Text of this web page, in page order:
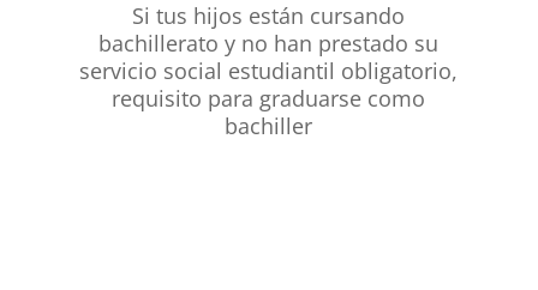
Si tus hijos están cursando
bachillerato y no han prestado su
servicio social estudiantil obligatorio,
requisito para graduarse como
bachiller